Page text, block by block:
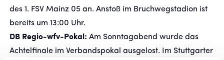
des 1. FSV Mainz 05 an. Anstoß im Bruchwegstadion ist
bereits um 13:00 Uhr.
DB Regio-wfv-Pokal: Am Sonntagabend wurde das
Achtelfinale im Verbandspokal ausgelost. Im Stuttgarter